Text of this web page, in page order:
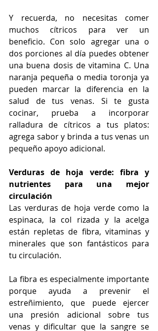
Y recuerda, no necesitas comer
muchos cítricos para ver un
beneficio. Con solo agregar una o
dos porciones al día puedes obtener
una buena dosis de vitamina C. Una
naranja pequeña o media toronja ya
pueden marcar la diferencia en la
salud de tus venas. Si te gusta
cocinar, prueba a incorporar
ralladura de cítricos a tus platos:
agrega sabor y brinda a tus venas un
pequeño apoyo adicional.
Verduras de hoja verde: fibra y
nutrientes para una mejor
circulación
Las verduras de hoja verde como la
espinaca, la col rizada y la acelga
están repletas de fibra, vitaminas y
minerales que son fantásticos para
tu circulación.
La fibra es especialmente importante
porque ayuda a prevenir el
estreñimiento, que puede ejercer
una presión adicional sobre tus
venas y dificultar que la sangre se